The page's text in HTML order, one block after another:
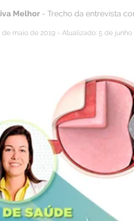
Melhor - Trecho da entrevista
de maio de 2019 - Atualizado: 5 de junho